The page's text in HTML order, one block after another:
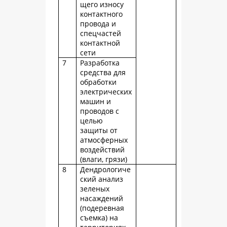
щего износу
контактного
провода и
спецчастей
контактной
сети
7
Разработка
средства для
обработки
электрических
машин и
проводов с
целью
защиты от
атмосферных
воздействий
(влаги, грязи)
8
Дендрологиче
ский анализ
зеленых
насаждений
(подеревная
съемка) на